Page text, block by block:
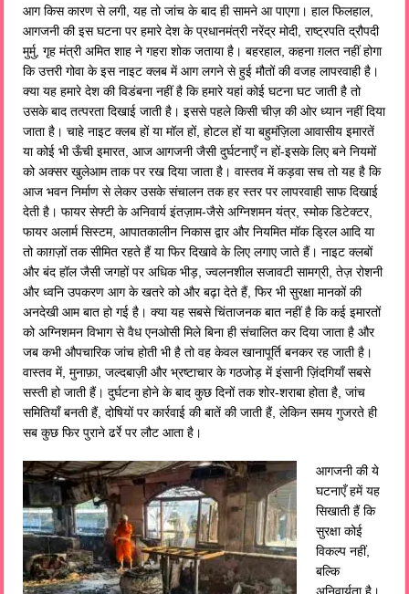
आग किस कारण से लगी, यह तो जांच के बाद ही सामने आ पाएगा। हाल फिलहाल,
आगजनी की इस घटना पर हमारे देश के प्रधानमंत्री नरेंद्र मोदी, राष्ट्रपति द्रौपदी
मुर्मु, गृह मंत्री अमित शाह ने गहरा शोक जताया है। बहरहाल, कहना ग़लत नहीं होगा
कि उत्तरी गोवा के इस नाइट क्लब में आग लगने से हुई मौतों की वजह लापरवाही है।
क्या यह हमारे देश की विडंबना नहीं है कि हमारे यहां कोई घटना घट जाती है तो
उसके बाद तत्परता दिखाई जाती है। इससे पहले किसी चीज़ की ओर ध्यान नहीं दिया
जाता है। चाहे नाइट क्लब हों या मॉल हों, होटल हों या बहुमंज़िला आवासीय इमारतें
या कोई भी ऊँची इमारत, आज आगजनी जैसी दुर्घटनाएँ न हों-इसके लिए बने नियमों
को अक्सर खुलेआम ताक पर रख दिया जाता है। वास्तव में कड़वा सच तो यह है कि
आज भवन निर्माण से लेकर उसके संचालन तक हर स्तर पर लापरवाही साफ दिखाई
देती है। फायर सेफ्टी के अनिवार्य इंतज़ाम-जैसे अग्निशमन यंत्र, स्मोक डिटेक्टर,
फायर अलार्म सिस्टम, आपातकालीन निकास द्वार और नियमित मॉक ड्रिल आदि या
तो काग़ज़ों तक सीमित रहते हैं या फिर दिखावे के लिए लगाए जाते हैं। नाइट क्लबों
और बंद हॉल जैसी जगहों पर अधिक भीड़, ज्वलनशील सजावटी सामग्री, तेज़ रोशनी
और ध्वनि उपकरण आग के खतरे को और बढ़ा देते हैं, फिर भी सुरक्षा मानकों की
अनदेखी आम बात हो गई है। क्या यह सबसे चिंताजनक बात नहीं है कि कई इमारतों
को अग्निशमन विभाग से वैध एनओसी मिले बिना ही संचालित कर दिया जाता है और
जब कभी औपचारिक जांच होती भी है तो वह केवल खानापूर्ति बनकर रह जाती है।
वास्तव में, मुनाफ़ा, जल्दबाज़ी और भ्रष्टाचार के गठजोड़ में इंसानी ज़िंदगियाँ सबसे
सस्ती हो जाती हैं। दुर्घटना होने के बाद कुछ दिनों तक शोर-शराबा होता है, जांच
समितियाँ बनती हैं, दोषियों पर कार्रवाई की बातें की जाती हैं, लेकिन समय गुजरते ही
सब कुछ फिर पुराने ढर्रे पर लौट आता है।
आगजनी की ये
घटनाएँ हमें यह
सिखाती हैं कि
सुरक्षा कोई
विकल्प नहीं,
बल्कि